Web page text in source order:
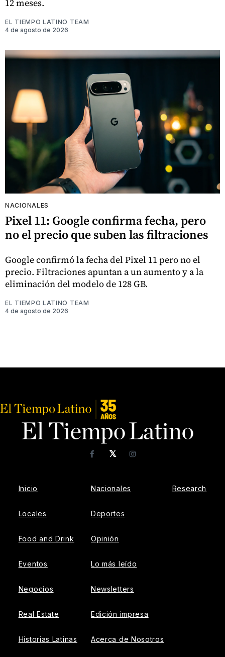
12 meses.
EL TIEMPO LATINO TEAM
4 de agosto de 2026
NACIONALES
Pixel 11: Google confirma fecha, pero
no el precio que suben las filtraciones
Google confirmó la fecha del Pixel 11 pero no el
precio. Filtraciones apuntan a un aumento y a la
eliminación del modelo de 128 GB.
EL TIEMPO LATINO TEAM
4 de agosto de 2026
𝕏
FacebookInstagram
Inicio
Locales
Food and Drink
Eventos
Negocios
Real Estate
Historias Latinas
Nacionales
Deportes
Opinión
Lo más leído
Newsletters
Edición impresa
Acerca de Nosotros
Research